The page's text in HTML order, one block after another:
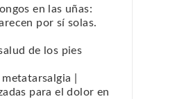
en las uñas:
por sí solas.
de los pies
|
para el dolor en